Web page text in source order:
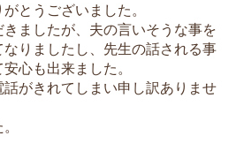
とうございました。
ましたが、夫の言いそうな事を
りましたし、先生の話される事
心も出来ました。
がきれてしまい申し訳ありませ